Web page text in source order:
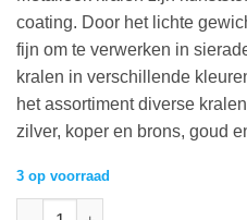
coating. Door het lichte
fijn om te verwerken in
kralen in verschillende
het assortiment diverse
zilver, koper en brons, goud
3 op voorraad
Metallook kraal ovaal 30x12mm